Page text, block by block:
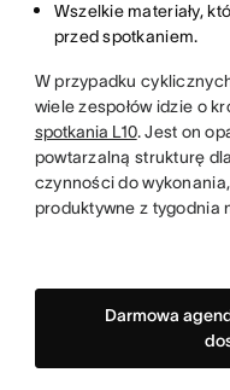
Wszelkie materiały,
przed spotkaniem.
W przypadku
wiele zespołów idzie o
spotkania L10. Jest on
powtarzalną strukturę
czynności do
produktywne z tygodnia
Darmowa